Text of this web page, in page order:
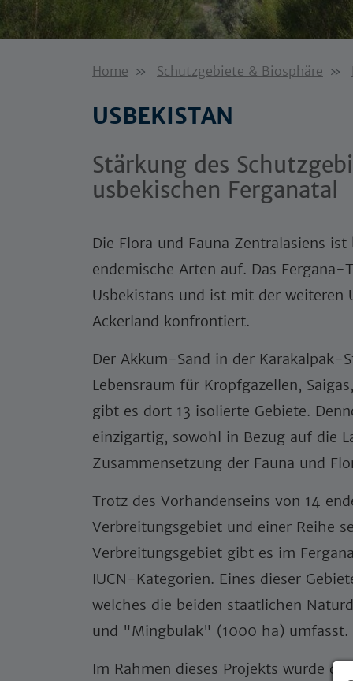
Home Schutzgebiete & Biosphäre
USBEKISTAN
Stärkung des
usbekischen Ferganatal
Die Flora und Fauna Zentralasiens
endemische Arten auf. Das
Usbekistans und ist mit der weiteren
Ackerland konfrontiert.
Der Akkum-Sand in der Karakalpak-
Lebensraum für Kropfgazellen,
gibt es dort 13 isolierte Gebiete.
einzigartig, sowohl in Bezug auf die
Zusammensetzung der Fauna und
Trotz des Vorhandenseins von 14
Verbreitungsgebiet und einer Reihe
Verbreitungsgebiet gibt es im
IUCN-Kategorien. Eines dieser
welches die beiden staatlichen
und "Mingbulak" (1000 ha) umfasst.
Im Rahmen dieses Projekts wurde